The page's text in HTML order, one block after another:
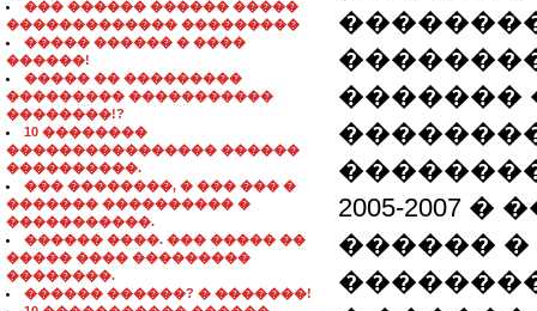
��� ������ ������ �����
������������� ���������
����� ������ � ����
������!
����� �� ���������
��������� �����������
��������!?
10 ��������
���������������� ������
����������.
��� ��������, � ��� ��� �
������� ���������� �
�����������.
������ ����. ��� ����� ��
����� ���� ���������
��������.
������ ������? � �������!
�������
2005-
������